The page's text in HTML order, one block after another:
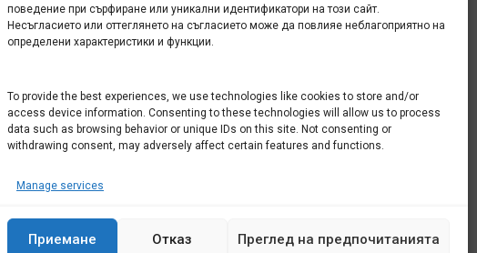
поведение при сърфиране или уникални идентификатори на този сайт.
Несъгласието или оттеглянето на съгласието може да повлияе неблагоприятно на
определени характеристики и функции.
To provide the best experiences, we use technologies like cookies to store and/or
access device information. Consenting to these technologies will allow us to process
data such as browsing behavior or unique IDs on this site. Not consenting or
withdrawing consent, may adversely affect certain features and functions.
Manage services
Приемане Отказ Преглед на предпочитанията
мъж
в града
общ